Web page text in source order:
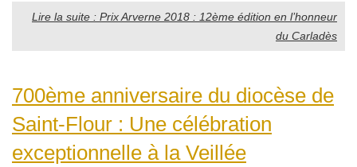
Lire la suite : Prix Arverne 2018 : 12ème édition en l’honneur
du Carladès
700ème anniversaire du diocèse de
Saint-Flour : Une célébration
exceptionnelle à la Veillée